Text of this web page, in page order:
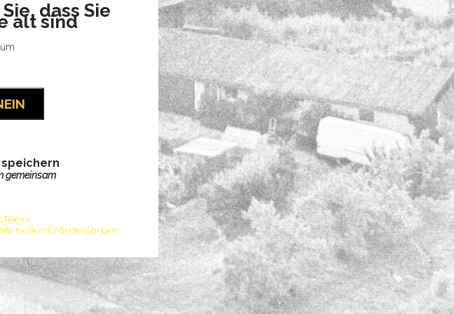
dass Sie
alt sind
gemeinsam
nicht mit Minderjährigen